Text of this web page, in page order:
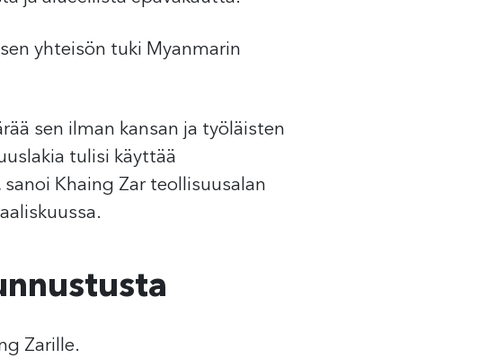
yhteisön tuki Myanmarin
sen ilman kansan ja työläisten
tulisi käyttää
Khaing Zar teollisuusalan
Zarille.